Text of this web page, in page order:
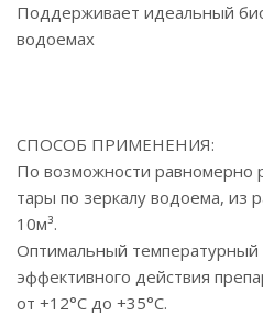
Поддерживает идеальный
водоемах
СПОСОБ ПРИМЕНЕНИЯ:
По возможности равномерно
тары по зеркалу водоема, из
10м³.
Оптимальный
эффективного действия
от +12°С до +35°С.